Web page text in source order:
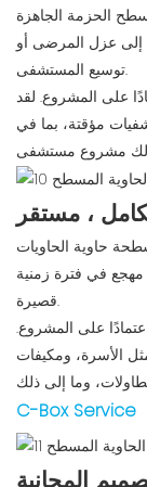
الحزمة الجاهزة
إلى عزل المرضى أو
توسيع المستشفى.
20 يومًا ، اعتمادًا على المشروع. لقد
15 مشروعًا لمستشفيات مؤقتة، بما في
، مستقر
حاوية الحاويات
في فترة زمنية
قصيرة.
، من 2 إلى 15 يومًا ، اعتمادًا على المشروع.
الأسرة، ومكيفات
C-Box Service